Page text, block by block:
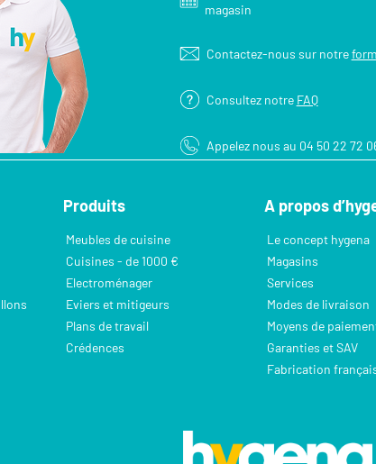
magasin
Contactez-nous sur notre
Consultez notre FAQ
Appelez nous au 04 50 22 72
Produits
Meubles de cuisine
Cuisines - de 1000 €
Electroménager
Eviers et mitigeurs
Plans de travail
Crédences
A propos
Le concept hygena
Magasins
Services
Modes de livraison
Moyens de
Garanties et SAV
Fabrication